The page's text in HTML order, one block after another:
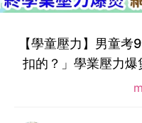
【學童壓力】男童
扣的？」學業壓力